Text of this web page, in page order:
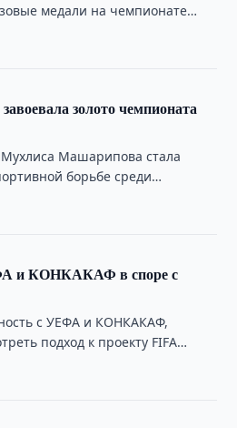
медали на чемпионате
золото чемпионата
Мухлиса Машарипова стала
борьбе среди
и КОНКАКАФ в споре с
с УЕФА и КОНКАКАФ,
подход к проекту FIFA